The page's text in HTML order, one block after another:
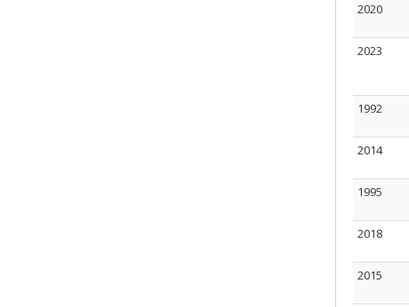
2020
2023
1992
2014
1995
2018
2015